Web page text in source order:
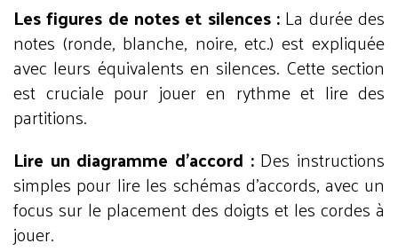
Les figures de notes et silences :La durée des
notes (ronde, blanche, noire, etc.) est expliquée
avec leurs équivalents en silences. Cette section
est cruciale pour jouer en rythme et lire des
partitions.
Lire un diagramme d’accord :Des instructions
simples pour lire les schémas d'accords, avec un
focus sur le placement des doigts et les cordes à
jouer.